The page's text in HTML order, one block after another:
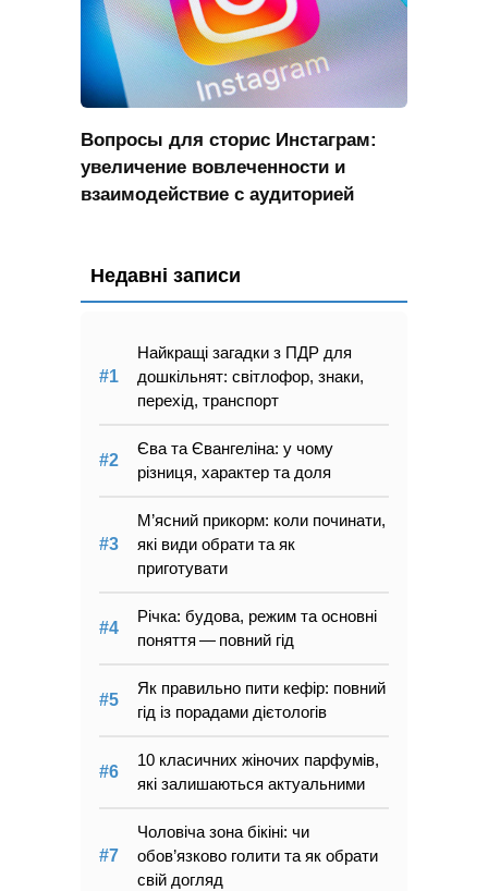
Вопросы для сторис Инстаграм:
увеличение вовлеченности и
взаимодействие с аудиторией
Недавні записи
Найкращі загадки з ПДР для
дошкільнят: світлофор, знаки,
перехід, транспорт
Єва та Євангеліна: у чому
різниця, характер та доля
М’ясний прикорм: коли починати,
які види обрати та як
приготувати
Річка: будова, режим та основні
поняття — повний гід
Як правильно пити кефір: повний
гід із порадами дієтологів
10 класичних жіночих парфумів,
які залишаються актуальними
Чоловіча зона бікіні: чи
обов’язково голити та як обрати
свій догляд